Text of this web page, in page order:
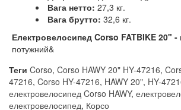
Вага нетто: 27,3 кг.
Вага брутто: 32,6 кг.
Електровелосипед Corso FATBIKE 20" -
потужний&
Теги Corso, Corso HAWY 20" HY-47216,
47216, Corso HY-47216, HAWY 20", HY-
електровелосипед Corso HAWY,
електровелосипед, Корсо